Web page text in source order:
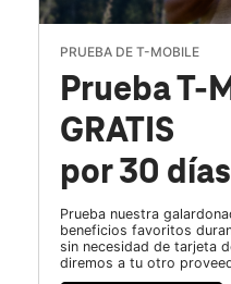
PRUEBA DE T-MOBILE
Prueba T-
GRATIS
por 30
Prueba nuestra
beneficios favoritos
sin necesidad de tarjeta
diremos a tu otro